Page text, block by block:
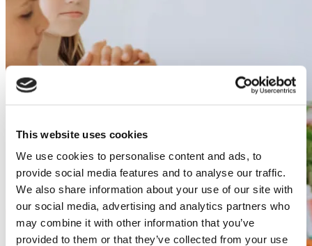
This website uses cookies
We use cookies to personalise content and ads, to
provide social media features and to analyse our traffic.
We also share information about your use of our site with
our social media, advertising and analytics partners who
may combine it with other information that you’ve
provided to them or that they’ve collected from your use